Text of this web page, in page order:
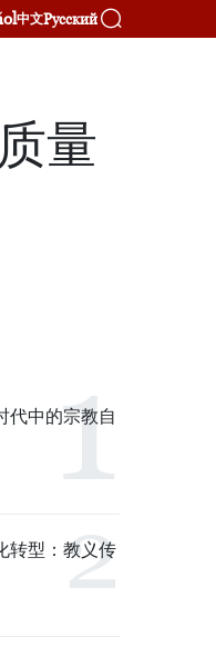
中文Русский
量
代中的宗教自
转型：教义传